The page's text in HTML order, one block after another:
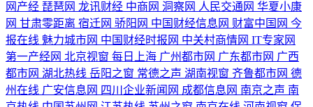
网产经 琵琶网 龙讯财经 中商网 洞察网 人民交通网 华夏小康
网 甘肃零距离 宿迁网 骄阳网 中国财经信息网 财富中国网 今
报在线 魅力城市网 中国财经时报网 中关村商情网 IT专家网
第一产经网 北京视窗 每日上海 广州都市网 广东都市网 广西
都市网 湖北热线 岳阳之窗 常德之声 湖南视窗 齐鲁都市网 德
州在线 广安信息网 四川企业新闻网 成都信息网 南京之声 南